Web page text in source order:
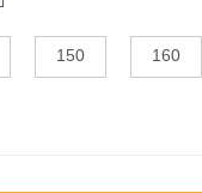
150 160